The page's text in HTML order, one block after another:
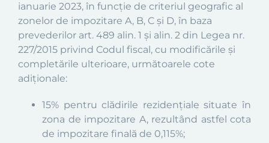
ianuarie 2023, în funcție de criteriul geografic al
zonelor de impozitare A, B, C și D, în baza
prevederilor art. 489 alin. 1 și alin. 2 din Legea nr.
227/2015 privind Codul fiscal, cu modificările și
completările ulterioare, următoarele cote
adiționale:
15% pentru clădirile rezidențiale situate în
zona de impozitare A, rezultând astfel cota
de impozitare finală de 0,115%;